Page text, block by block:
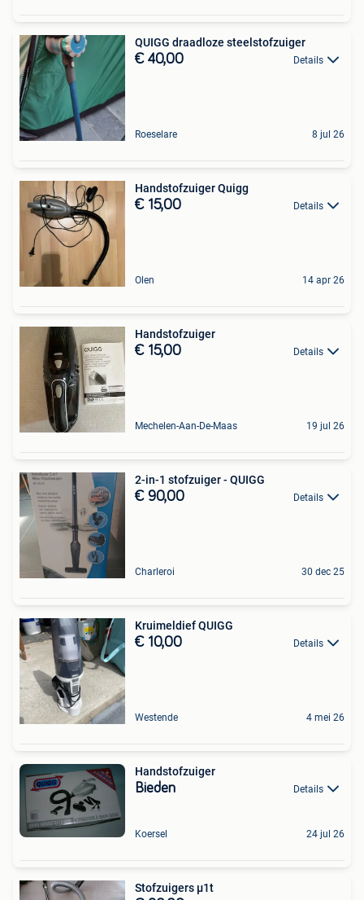
QUIGG draadloze steelstofzuiger
€ 40,00 Details
Roeselare 8 jul 26
Handstofzuiger Quigg
€ 15,00 Details
Olen 14 apr 26
Handstofzuiger
€ 15,00 Details
Mechelen-Aan-De-Maas 19 jul 26
2-in-1 stofzuiger - QUIGG
€ 90,00 Details
Charleroi 30 dec 25
Kruimeldief QUIGG
€ 10,00 Details
Westende 4 mei 26
Handstofzuiger
Bieden Details
Koersel 24 jul 26
Stofzuigers µ1t